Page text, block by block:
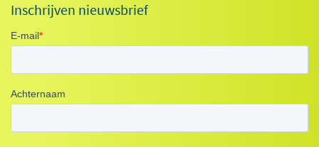
Inschrijven nieuwsbrief